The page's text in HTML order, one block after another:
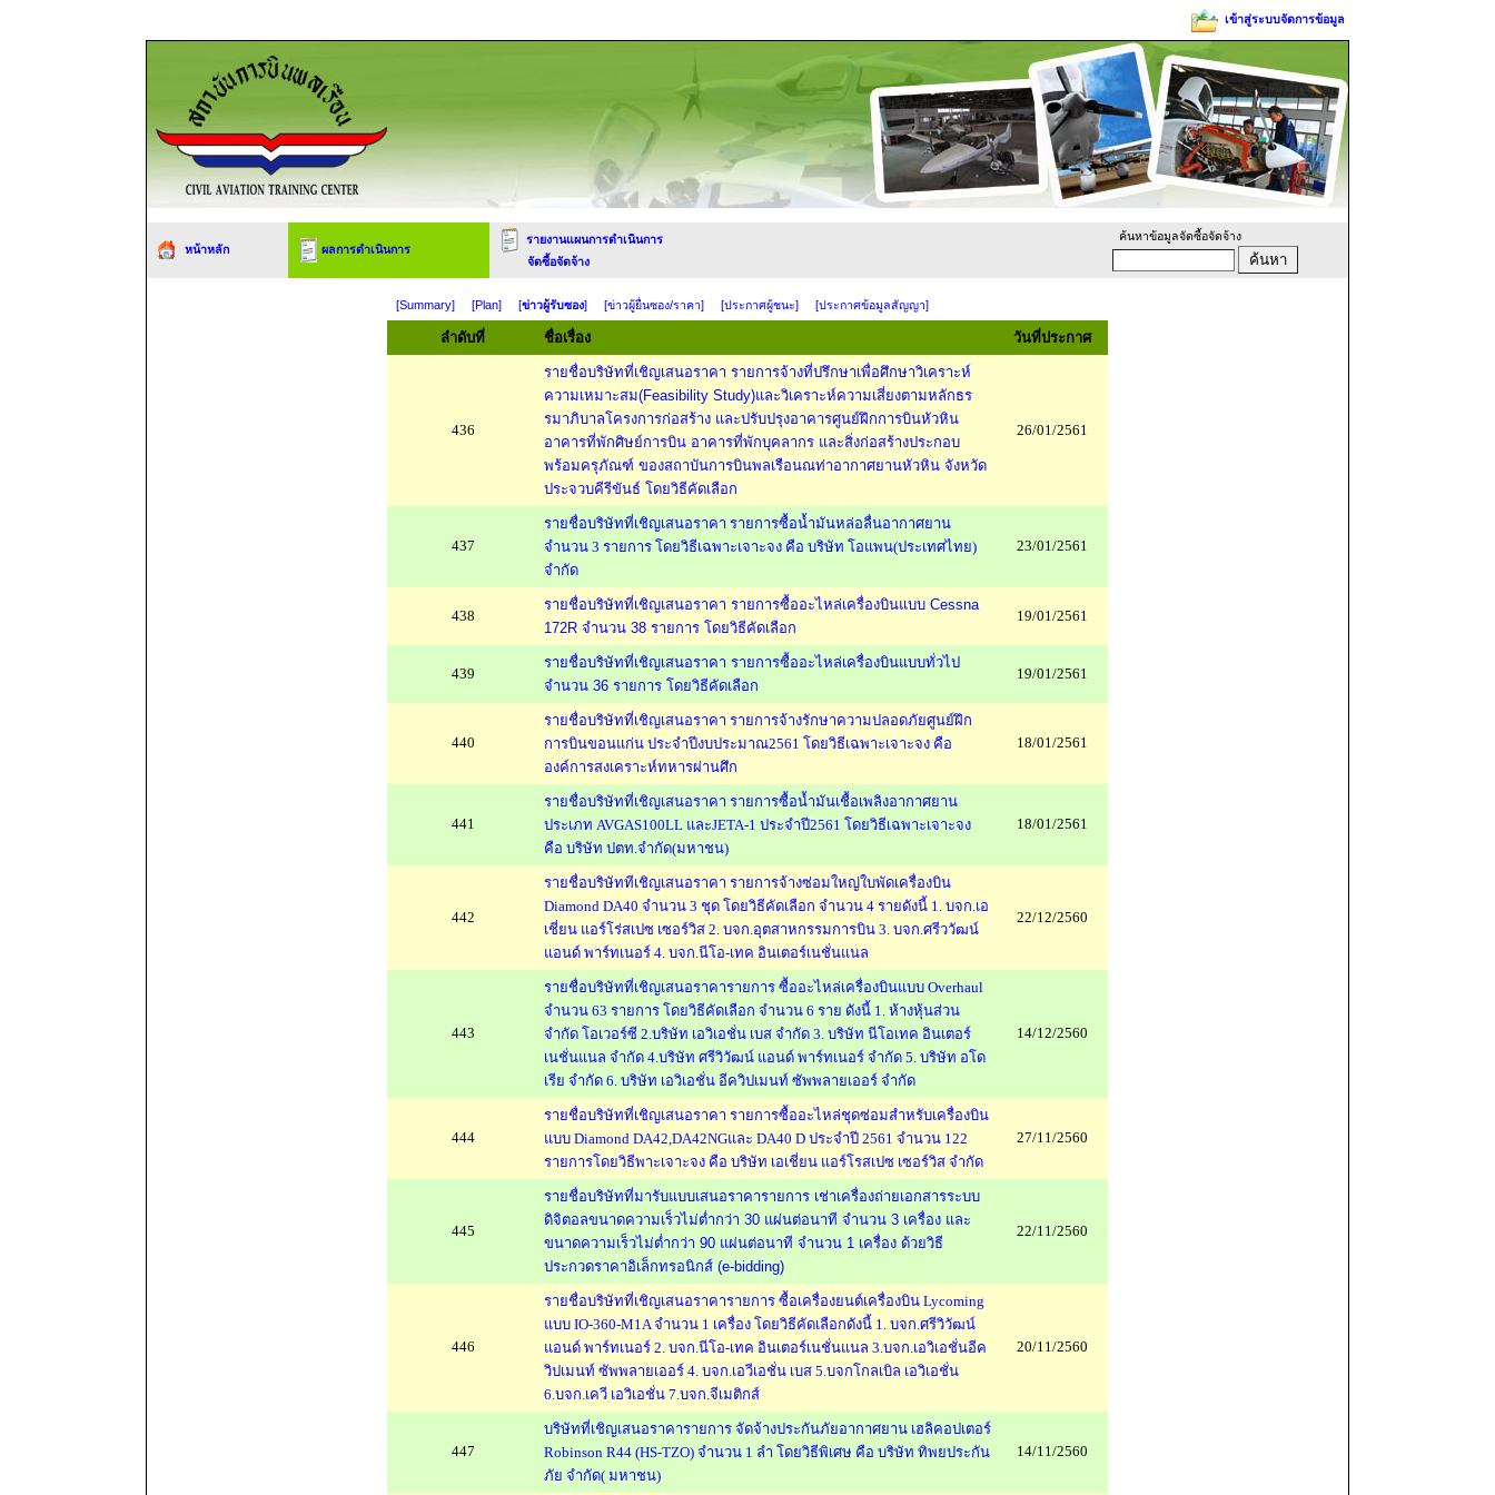
เข้าสู่ระบบจัดการข้อมูล
หน้าหลัก ผลการดำเนินการ
รายงานแผนการดำเนินการ
จัดซื้อจัดจ้าง
ค้นหาข้อมูลจัดซื้อจัดจ้าง
[Summary] [Plan] [ข่าวผู้รับซอง] [ข่าวผู้ยื่นซอง/ราคา] [ประกาศผู้ชนะ] [ประกาศข้อมูลสัญญา]
ลำดับที่ ชื่อเรื่อง วันที่ประกาศ
436
รายชื่อบริษัทที่เชิญเสนอราคา รายการจ้างที่ปรึกษาเพื่อศึกษาวิเคราะห์
ความเหมาะสม(Feasibility Study)และวิเคราะห์ความเสี่ยงตามหลักธร
รมาภิบาลโครงการก่อสร้าง และปรับปรุงอาคารศูนย์ฝึกการบินหัวหิน
อาคารที่พักศิษย์การบิน อาคารที่พักบุคลากร และสิ่งก่อสร้างประกอบ
พร้อมครุภัณฑ์ ของสถาบันการบินพลเรือนณท่าอากาศยานหัวหิน จังหวัด
ประจวบคีรีขันธ์ โดยวิธีคัดเลือก
26/01/2561
437
รายชื่อบริษัทที่เชิญเสนอราคา รายการซื้อน้ำมันหล่อลื่นอากาศยาน
จำนวน 3 รายการ โดยวิธีเฉพาะเจาะจง คือ บริษัท โอแพน(ประเทศไทย)
จำกัด
23/01/2561
438
รายชื่อบริษัทที่เชิญเสนอราคา รายการซื้ออะไหล่เครื่องบินแบบ Cessna
172R จำนวน 38 รายการ โดยวิธีคัดเลือก
19/01/2561
439
รายชื่อบริษัทที่เชิญเสนอราคา รายการซื้ออะไหล่เครื่องบินแบบทั่วไป
จำนวน 36 รายการ โดยวิธีคัดเลือก
19/01/2561
440
รายชื่อบริษัทที่เชิญเสนอราคา รายการจ้างรักษาความปลอดภัยศูนย์ฝึก
การบินขอนแก่น ประจำปีงบประมาณ2561 โดยวิธีเฉพาะเจาะจง คือ
องค์การสงเคราะห์ทหารผ่านศึก
18/01/2561
441
รายชื่อบริษัทที่เชิญเสนอราคา รายการซื้อน้ำมันเชื้อเพลิงอากาศยาน
ประเภท AVGAS100LL และJETA-1 ประจำปี2561 โดยวิธีเฉพาะเจาะจง
คือ บริษัท ปตท.จำกัด(มหาชน)
18/01/2561
442
รายชื่อบริษัททีเชิญเสนอราคา รายการจ้างซ่อมใหญ่ใบพัดเครื่องบิน
Diamond DA40 จำนวน 3 ชุด โดยวิธีคัดเลือก จำนวน 4 รายดังนี้ 1. บจก.เอ
เชี่ยน แอร์โร่สเปซ เซอร์วิส 2. บจก.อุตสาหกรรมการบิน 3. บจก.ศรีววัฒน์
แอนด์ พาร์ทเนอร์ 4. บจก.นีโอ-เทค อินเตอร์เนชั่นแนล
22/12/2560
443
รายชื่อบริษัทที่เชิญเสนอราคารายการ ซื้ออะไหล่เครื่องบินแบบ Overhaul
จำนวน 63 รายการ โดยวิธีคัดเลือก จำนวน 6 ราย ดังนี้ 1. ห้างหุ้นส่วน
จำกัด โอเวอร์ซี 2.บริษัท เอวิเอชั่น เบส จำกัด 3. บริษัท นีโอเทค อินเตอร์
เนชั่นแนล จำกัด 4.บริษัท ศรีวิวัฒน์ แอนด์ พาร์ทเนอร์ จำกัด 5. บริษัท อโด
เรีย จำกัด 6. บริษัท เอวิเอชั่น อีควิปเมนท์ ซัพพลายเออร์ จำกัด
14/12/2560
444
รายชื่อบริษัทที่เชิญเสนอราคา รายการซื้ออะไหล่ชุดซ่อมสำหรับเครื่องบิน
แบบ Diamond DA42,DA42NGและ DA40 D ประจำปี 2561 จำนวน 122
รายการโดยวิธีพาะเจาะจง คือ บริษัท เอเชี่ยน แอร์โรสเปซ เซอร์วิส จำกัด
27/11/2560
445
รายชื่อบริษัทที่มารับแบบเสนอราคารายการ เช่าเครื่องถ่ายเอกสารระบบ
ดิจิตอลขนาดความเร็วไม่ต่ำกว่า 30 แผ่นต่อนาที จำนวน 3 เครื่อง และ
ขนาดความเร็วไม่ต่ำกว่า 90 แผ่นต่อนาที จำนวน 1 เครื่อง ด้วยวิธี
ประกวดราคาอิเล็กทรอนิกส์ (e-bidding)
22/11/2560
446
รายชื่อบริษัทที่เชิญเสนอราคารายการ ซื้อเครื่องยนต์เครื่องบิน Lycoming
แบบ IO-360-M1A จำนวน 1 เครื่อง โดยวิธีคัดเลือกดังนี้ 1. บจก.ศรีวิวัฒน์
แอนด์ พาร์ทเนอร์ 2. บจก.นีโอ-เทค อินเตอร์เนชั่นแนล 3.บจก.เอวิเอชั่นอีค
วิปเมนท์ ซัพพลายเออร์ 4. บจก.เอวีเอชั่น เบส 5.บจกโกลเบิล เอวิเอชั่น
6.บจก.เควี เอวิเอชั่น 7.บจก.จีเมติกส์
20/11/2560
447
บริษัทที่เชิญเสนอราคารายการ จัดจ้างประกันภัยอากาศยาน เฮลิคอปเตอร์
Robinson R44 (HS-TZO) จำนวน 1 ลำ โดยวิธีพิเศษ คือ บริษัท ทิพยประกัน
ภัย จำกัด( มหาชน)
14/11/2560